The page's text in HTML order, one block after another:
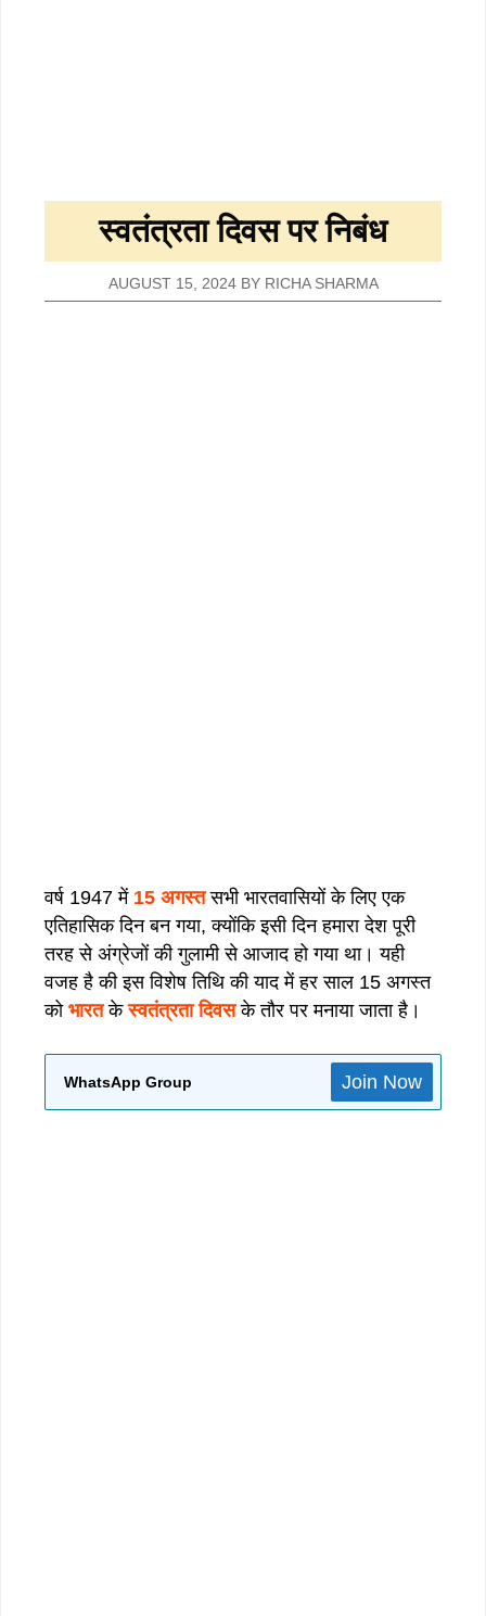
स्वतंत्रता दिवस पर निबंध
AUGUST 15, 2024 BY RICHA SHARMA
वर्ष 1947 में 15 अगस्तसभी भारतवासियों के लिए एक
एतिहासिक दिन बन गया, क्योंकि इसी दिन हमारा देश पूरी
तरह से अंग्रेजों की गुलामी से आजाद हो गया था। यही
वजह है की इस विशेष तिथि की याद में हर साल 15 अगस्त
को भारतकेस्वतंत्रता दिवस के तौर पर मनाया जाता है।
WhatsApp Group Join Now